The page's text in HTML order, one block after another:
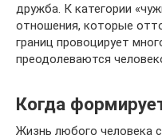
дружба. К категории
отношения, которые
границ провоцирует
преодолеваются
Когда
Жизнь любого человека